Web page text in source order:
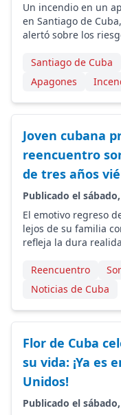
Un incendio en un
en Santiago de
alertó sobre los
Santiago de Cuba
Apagones
Joven cubana
reencuentro
de tres años
Publicado el
El emotivo regreso
lejos de su familia
refleja la dura
Reencuentro
Noticias de Cuba
Flor de Cuba
su vida: ¡Ya es
Unidos!
Publicado el